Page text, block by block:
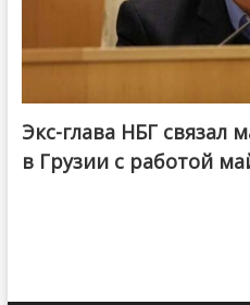
Экс-глава НБГ связал
в Грузии с работой